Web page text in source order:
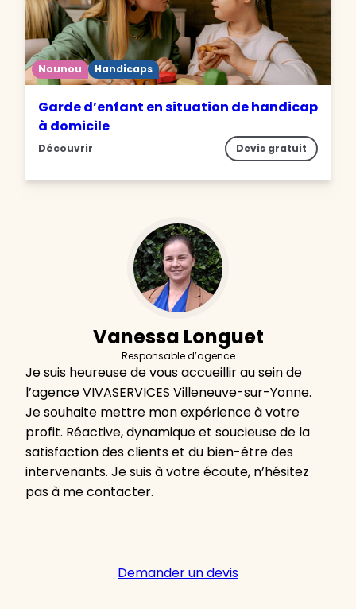
Nounou Handicaps
Garde d’enfant en situation de handicap
à domicile
Découvrir Devis gratuit
Vanessa Longuet
Responsable d’agence
Je suis heureuse de vous accueillir au sein de
l’agence VIVASERVICES Villeneuve-sur-Yonne.
Je souhaite mettre mon expérience à votre
profit. Réactive, dynamique et soucieuse de la
satisfaction des clients et du bien-être des
intervenants. Je suis à votre écoute, n’hésitez
pas à me contacter.
Demander un devis